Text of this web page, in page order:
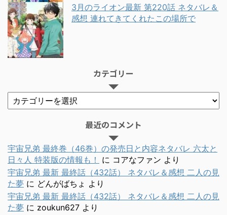
3月のライオン最新 第220話 ネタバレ＆
感想 連れてきてくれたこの場所で
カテゴリー
最近のコメント
宇宙兄弟 最終巻（46巻）の発売日と内容ネタバレ 六太と
日々人 特装版の情報も！
に コアなファン より
宇宙兄弟 最新 最終話（432話） ネタバレ＆感想 二人の見
た夢 に どんがばちょ より
宇宙兄弟 最新 最終話（432話） ネタバレ＆感想 二人の見
た夢 に zoukun627 より